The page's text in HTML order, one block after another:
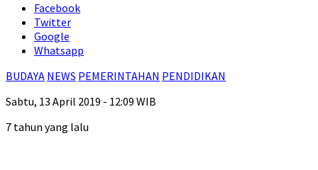
Facebook
Twitter
Google
Whatsapp
BUDAYA NEWS PEMERINTAHAN PENDIDIKAN
Sabtu, 13 April 2019 - 12:09 WIB
7 tahun yang lalu